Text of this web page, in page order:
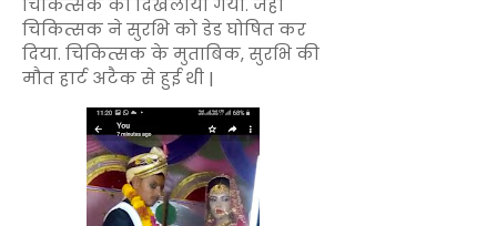
चिकित्सक को दिखलाया गया. जहां
चिकित्सक ने सुरभि को डेड घोषित कर
दिया. चिकित्सक के मुताबिक, सुरभि की
मौत हार्ट अटैक से हुई थी |